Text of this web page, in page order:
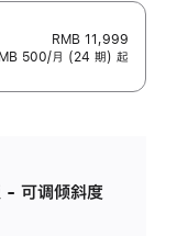
RMB 11,999
500/月 (24 期) 起
可调倾斜度